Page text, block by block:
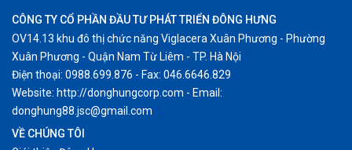
CÔNG TY CỔ PHẦN ĐẦU TƯ PHÁT TRIỂN ĐÔNG HƯNG
OV14.13 khu đô thị chức năng Viglacera Xuân Phương - Phường
Xuân Phương - Quận Nam Từ Liêm - TP. Hà Nội
Điện thoại: 0988.699.876 - Fax: 046.6646.829
Website: http://donghungcorp.com - Email:
donghung88.jsc@gmail.com
VỀ CHÚNG TÔI